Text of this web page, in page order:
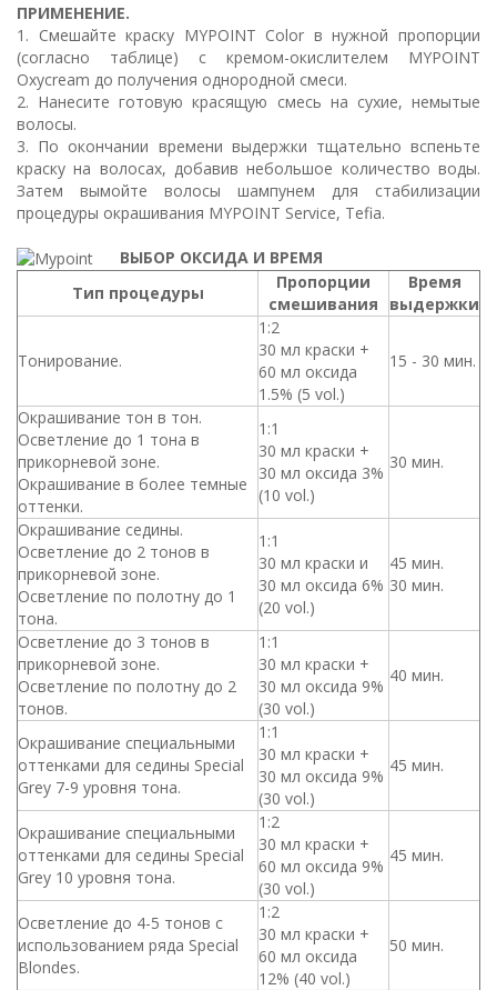
ПРИМЕНЕНИЕ.
1. Смешайте краску MYPOINT Color в нужной пропорции
(согласно таблице) с кремом-окислителем MYPOINT
Oxycream до получения однородной смеси.
2. Нанесите готовую красящую смесь на сухие, немытые
волосы.
3. По окончании времени выдержки тщательно вспеньте
краску на волосах, добавив небольшое количество воды.
Затем вымойте волосы шампунем для стабилизации
процедуры окрашивания MYPOINT Service, Tefia.
ВЫБОР ОКСИДА И ВРЕМЯ
Тип процедуры
Пропорции
смешивания
Время
выдержки
Тонирование.
1:2
30 мл краски +
60 мл оксида
1.5% (5 vol.)
15 - 30 мин.
Окрашивание тон в тон.
Осветление до 1 тона в
прикорневой зоне.
Окрашивание в более темные
оттенки.
1:1
30 мл краски +
30 мл оксида 3%
(10 vol.)
30 мин.
Окрашивание седины.
Осветление до 2 тонов в
прикорневой зоне.
Осветление по полотну до 1
тона.
1:1
30 мл краски и
30 мл оксида 6%
(20 vol.)
45 мин.
30 мин.
Осветление до 3 тонов в
прикорневой зоне.
Осветление по полотну до 2
тонов.
1:1
30 мл краски +
30 мл оксида 9%
(30 vol.)
40 мин.
Окрашивание специальными
оттенками для седины Special
Grey 7-9 уровня тона.
1:1
30 мл краски +
30 мл оксида 9%
(30 vol.)
45 мин.
Окрашивание специальными
оттенками для седины Special
Grey 10 уровня тона.
1:2
30 мл краски +
60 мл оксида 9%
(30 vol.)
45 мин.
Осветление до 4-5 тонов с
использованием ряда Special
Blondes.
1:2
30 мл краски +
60 мл оксида
12% (40 vol.)
50 мин.